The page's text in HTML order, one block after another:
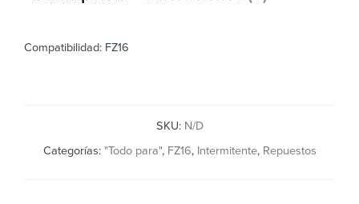
Compatibilidad: FZ16
SKU: N/D
Categorías: "Todo para", FZ16, Intermitente, Repuestos